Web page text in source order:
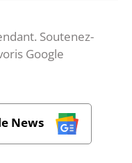
Soutenez-
Google
News